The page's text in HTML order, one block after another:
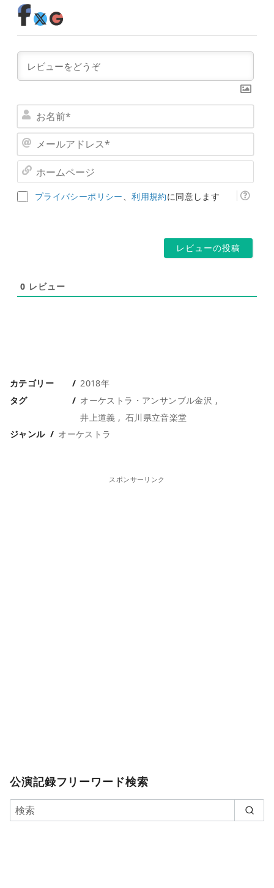
名
*
メ
ー
ア
ー
プライバシーポリシー、利用規約に同意します
0 レビュー
カテゴリー
2018年
タグ
オーケストラ・アンサンブル金沢
井上道義
石川県立音楽堂
ジャンル
オーケストラ
スポンサーリンク
公演記録フリーワード検索